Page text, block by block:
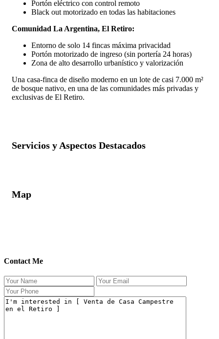
Portón eléctrico con control remoto
Black out motorizado en todas las habitaciones
Comunidad La Argentina, El Retiro:
Entorno de solo 14 fincas máxima privacidad
Portón motorizado de ingreso (sin portería 24 horas)
Zona de alto desarrollo urbanístico y valorización
Una casa-finca de diseño moderno en un lote de casi 7.000 m²
de bosque nativo, en una de las comunidades más privadas y
exclusivas de El Retiro.
Servicios y Aspectos Destacados
Map
Contact Me